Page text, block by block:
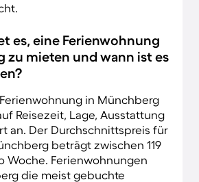
es, eine Ferienwohnung
zu mieten und wann ist es
in Münchberg
Reisezeit, Lage, Ausstattung
an. Der Durchschnittspreis für
beträgt zwischen 119
Woche. Ferienwohnungen
die meist gebuchte